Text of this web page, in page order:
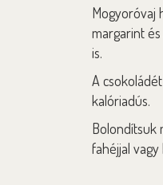
Mogyoróvaj
margarint
is.
A
kalóriadús.
Bolondítsuk
fahéjjal